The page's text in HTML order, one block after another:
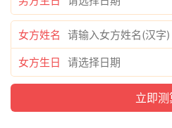
女方姓名
女方生日